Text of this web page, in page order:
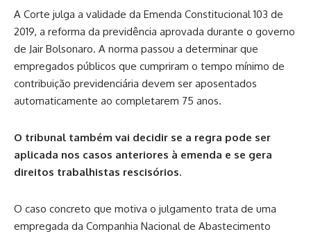
A Corte julga a validade da Emenda Constitucional 103 de
2019, a reforma da previdência aprovada durante o governo
de Jair Bolsonaro. A norma passou a determinar que
empregados públicos que cumpriram o tempo mínimo de
contribuição previdenciária devem ser aposentados
automaticamente ao completarem 75 anos.
O tribunal também vai decidir se a regra pode ser
aplicada nos casos anteriores à emenda e se gera
direitos trabalhistas rescisórios.
O caso concreto que motiva o julgamento trata de uma
empregada da Companhia Nacional de Abastecimento